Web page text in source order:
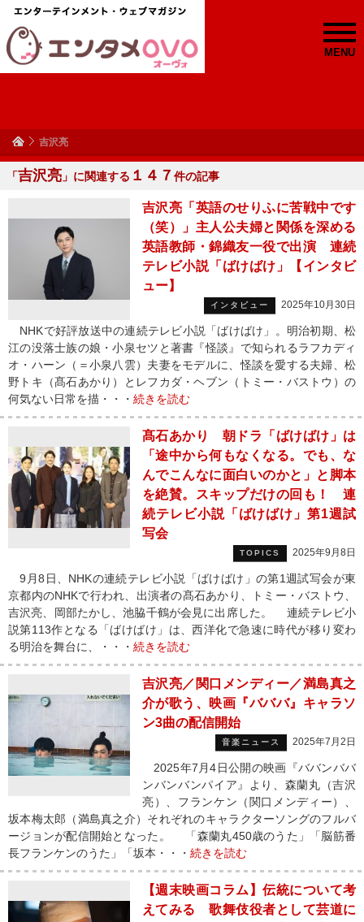
MENU
吉沢亮
「吉沢亮 」に関連する １４７ 件の記事
吉沢亮「英語のせりふに苦戦中です
（笑）」主人公夫婦と関係を深める
英語教師・錦織友一役で出演 連続
テレビ小説「ばけばけ」【インタビ
ュー】
インタビュー 2025年10月30日
NHKで好評放送中の連続テレビ小説「ばけばけ」。明治初期、松
江の没落士族の娘・小泉セツと著書『怪談』で知られるラフカディ
オ・ハーン（＝小泉八雲）夫妻をモデルに、怪談を愛する夫婦、松
野トキ（髙石あかり）とレフカダ・ヘブン（トミー・バストウ）の
何気ない日常を描・・・ 続きを読む
髙石あかり 朝ドラ「ばけばけ」は
「途中から何もなくなる。でも、な
んでこんなに面白いのかと」と脚本
を絶賛。スキップだけの回も！ 連
続テレビ小説「ばけばけ」第1週試
写会
TOPICS 2025年9月8日
9月8日、NHKの連続テレビ小説「ばけばけ」の第1週試写会が東
京都内のNHKで行われ、出演者の髙石あかり、トミー・バストウ、
吉沢亮、岡部たかし、池脇千鶴が会見に出席した。 連続テレビ小
説第113作となる「ばけばけ」は、西洋化で急速に時代が移り変わ
る明治を舞台に、・・・ 続きを読む
吉沢亮／関口メンディー／満島真之
介が歌う、映画『バババ』キャラソ
ン3曲の配信開始
音楽ニュース 2025年7月2日
2025年7月4日公開の映画『ババンババ
ンバンバンパイア』より、森蘭丸（吉沢
亮）、フランケン（関口メンディー）、
坂本梅太郎（満島真之介）それぞれのキャラクターソングのフルバ
ージョンが配信開始となった。 「森蘭丸450歳のうた」「脳筋番
長フランケンのうた」「坂本・・・ 続きを読む
【週末映画コラム】伝統について考
えてみる 歌舞伎役者として芸道に